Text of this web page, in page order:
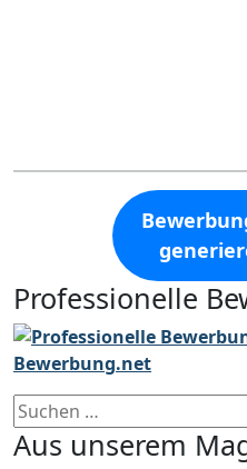
Professionelle
Suchen
nach:
Aus unserem